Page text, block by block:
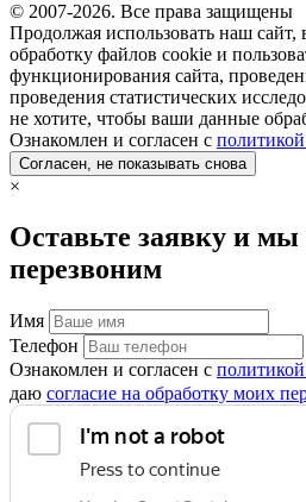
© 2007-2026. Все права защищены
Продолжая использовать наш сайт,
обработку файлов cookie и
функционирования сайта,
проведения статистических
не хотите, чтобы ваши данные
Ознакомлен и согласен с
Согласен, не показывать снова
×
Оставьте заявку и мы
перезвоним
Имя
Телефон
Ознакомлен и согласен с
даю согласие на обработку моих